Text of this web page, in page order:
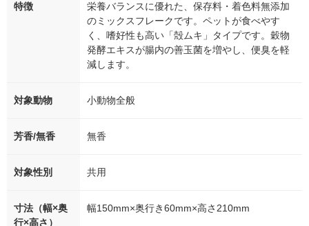
特徴
栄養バランスに優れた、保存料・着色料無添加
のミックスフレークです。ペットが食べやす
く、嗜好性も高い「殻ムキ」タイプです。穀物
発酵エキスが腸内の善玉菌を増やし、便臭を軽
減します。
対象動物 小動物全般
芳香/無香 無香
対象性別 共用
寸法（幅×奥
行×高さ）
幅150mm×奥行き60mm×高さ210mm